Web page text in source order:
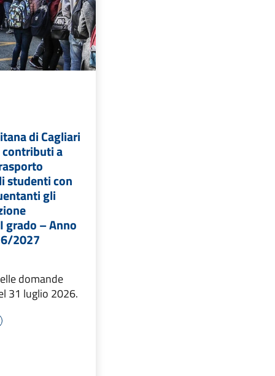
di Cagliari
contributi a
studenti con
gli
grado – Anno
2027
domande
31 luglio 2026.